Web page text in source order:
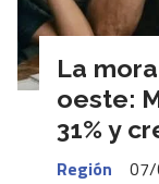
La
oeste:
31% y
Región